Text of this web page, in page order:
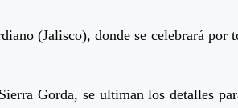
(Jalisco), donde se celebrará
Gorda, se ultiman los detalles